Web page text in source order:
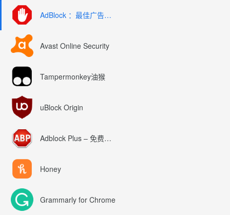
AdBlock ：最佳广告拦截工具
Avast Online Security
Tampermonkey油猴
uBlock Origin
Adblock Plus – 免费的广告拦截器
Honey
Grammarly for Chrome